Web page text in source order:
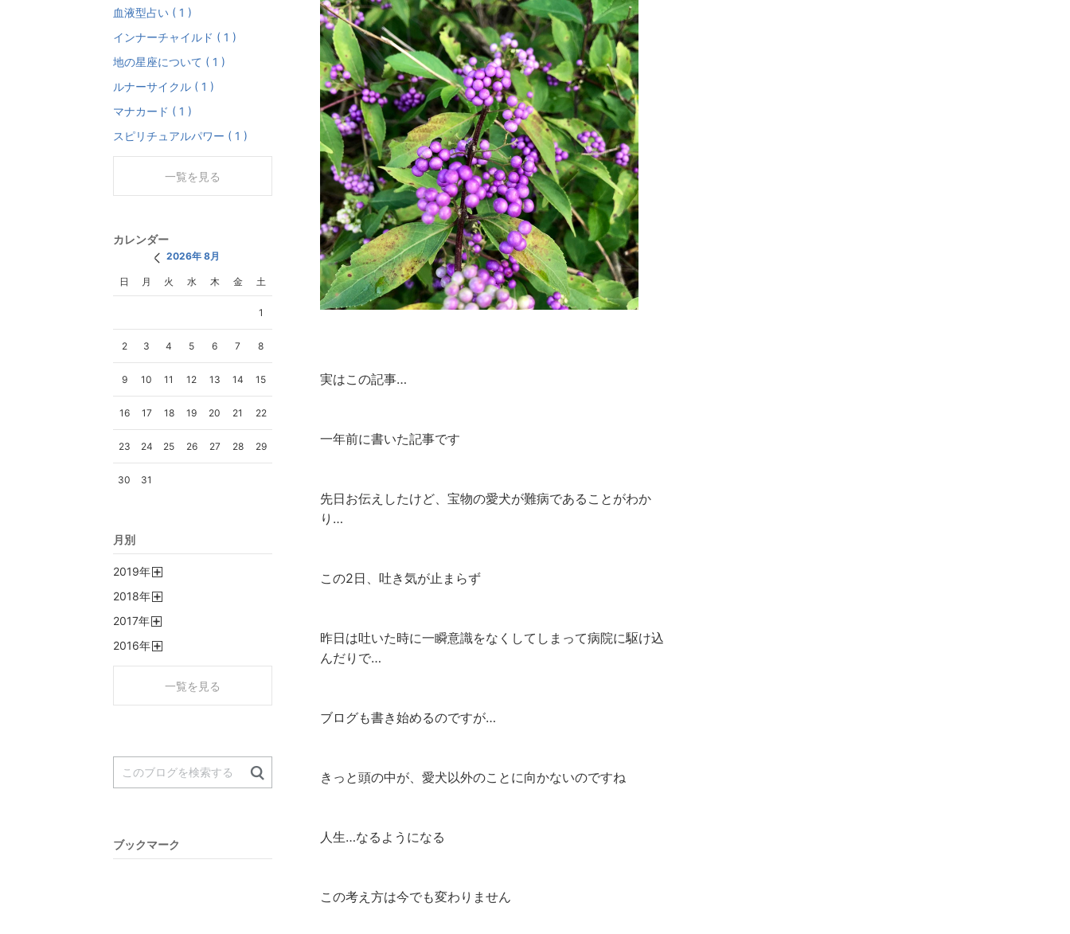
実はこの記事…
一年前に書いた記事です
先日お伝えしたけど、宝物の愛犬が難病であることがわか
り…
この2日、吐き気が止まらず
昨日は吐いた時に一瞬意識をなくしてしまって病院に駆け込
んだりで…
ブログも書き始めるのですが…
きっと頭の中が、愛犬以外のことに向かないのですね
人生…なるようになる
この考え方は今でも変わりません
血液型占い ( 1 )
インナーチャイルド ( 1 )
地の星座について ( 1 )
ルナーサイクル ( 1 )
マナカード ( 1 )
スピリチュアルパワー ( 1 )
一覧を見る
カレンダー
2026年 8月
日 月 火 水 木 金 土
1
2 3 4 5 6 7 8
9 10 11 12 13 14 15
16 17 18 19 20 21 22
23 24 25 26 27 28 29
30 31
月別
2019年
2018年
2017年
2016年
一覧を見る
ブックマーク